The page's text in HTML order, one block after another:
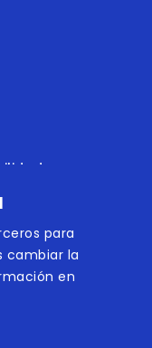
para
cambiar la
en